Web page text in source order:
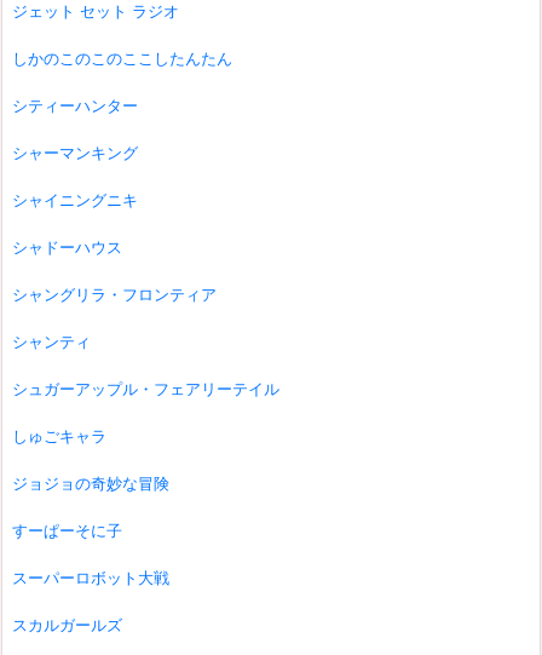
ジェット セット ラジオ
しかのこのこのここしたんたん
シティーハンター
シャーマンキング
シャイニングニキ
シャドーハウス
シャングリラ・フロンティア
シャンティ
シュガーアップル・フェアリーテイル
しゅごキャラ
ジョジョの奇妙な冒険
すーぱーそに子
スーパーロボット大戦
スカルガールズ